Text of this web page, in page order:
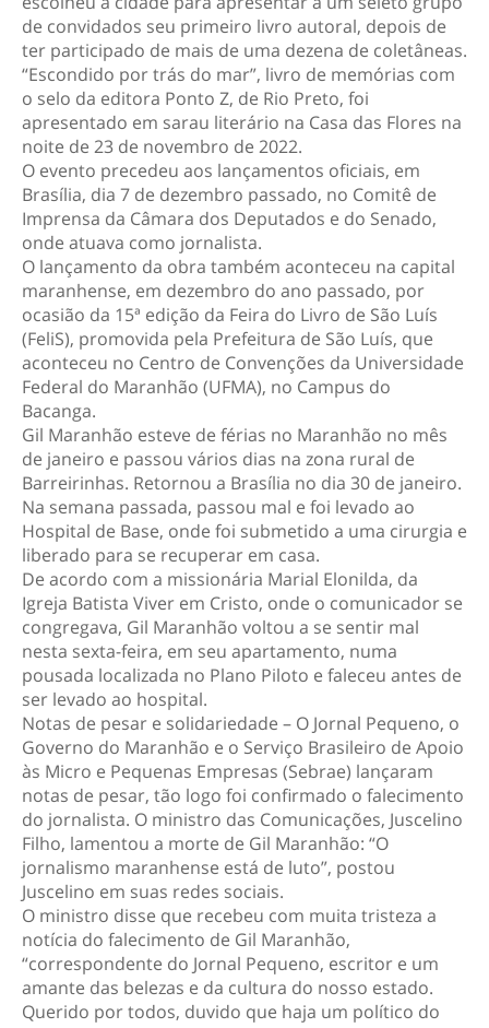
de convidados seu primeiro livro autoral, depois de
ter participado de mais de uma dezena de coletâneas.
“Escondido por trás do mar”, livro de memórias com
o selo da editora Ponto Z, de Rio Preto, foi
apresentado em sarau literário na Casa das Flores na
noite de 23 de novembro de 2022.
O evento precedeu aos lançamentos oficiais, em
Brasília, dia 7 de dezembro passado, no Comitê de
Imprensa da Câmara dos Deputados e do Senado,
onde atuava como jornalista.
O lançamento da obra também aconteceu na capital
maranhense, em dezembro do ano passado, por
ocasião da 15ª edição da Feira do Livro de São Luís
(FeliS), promovida pela Prefeitura de São Luís, que
aconteceu no Centro de Convenções da Universidade
Federal do Maranhão (UFMA), no Campus do
Bacanga.
Gil Maranhão esteve de férias no Maranhão no mês
de janeiro e passou vários dias na zona rural de
Barreirinhas. Retornou a Brasília no dia 30 de janeiro.
Na semana passada, passou mal e foi levado ao
Hospital de Base, onde foi submetido a uma cirurgia e
liberado para se recuperar em casa.
De acordo com a missionária Marial Elonilda, da
Igreja Batista Viver em Cristo, onde o comunicador se
congregava, Gil Maranhão voltou a se sentir mal
nesta sexta-feira, em seu apartamento, numa
pousada localizada no Plano Piloto e faleceu antes de
ser levado ao hospital.
Notas de pesar e solidariedade – O Jornal Pequeno, o
Governo do Maranhão e o Serviço Brasileiro de Apoio
às Micro e Pequenas Empresas (Sebrae) lançaram
notas de pesar, tão logo foi confirmado o falecimento
do jornalista. O ministro das Comunicações, Juscelino
Filho, lamentou a morte de Gil Maranhão: “O
jornalismo maranhense está de luto”, postou
Juscelino em suas redes sociais.
O ministro disse que recebeu com muita tristeza a
notícia do falecimento de Gil Maranhão,
“correspondente do Jornal Pequeno, escritor e um
amante das belezas e da cultura do nosso estado.
Querido por todos, duvido que haja um político do